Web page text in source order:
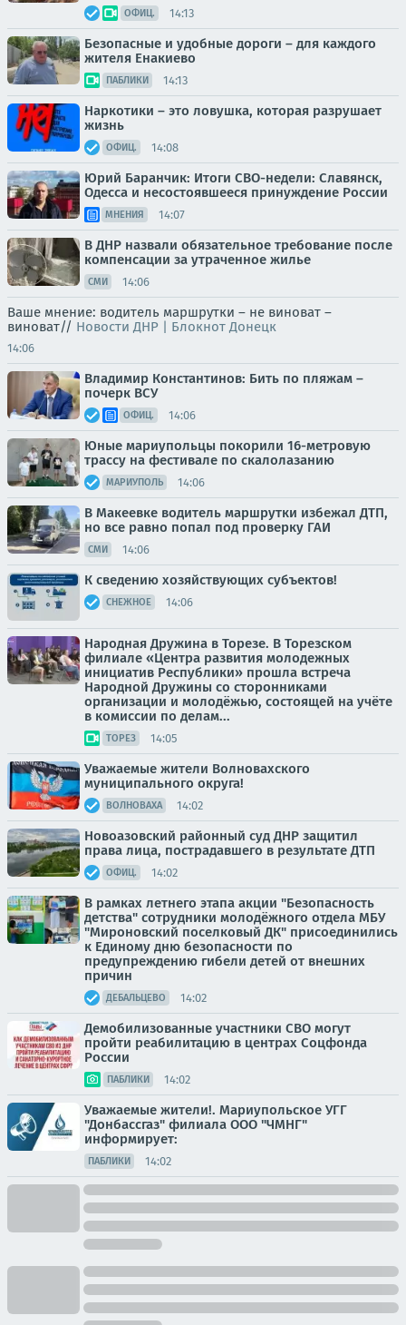
ОФИЦ. 14:13
Безопасные и удобные дороги – для каждого
жителя Енакиево
ПАБЛИКИ 14:13
Наркотики – это ловушка, которая разрушает
жизнь
ОФИЦ. 14:08
Юрий Баранчик: Итоги СВО-недели: Славянск,
Одесса и несостоявшееся принуждение России
МНЕНИЯ 14:07
В ДНР назвали обязательное требование после
компенсации за утраченное жилье
СМИ 14:06
Ваше мнение: водитель маршрутки – не виноват –
виноват// Новости ДНР | Блокнот Донецк
14:06
Владимир Константинов: Бить по пляжам –
почерк ВСУ
ОФИЦ. 14:06
Юные мариупольцы покорили 16-метровую
трассу на фестивале по скалолазанию
МАРИУПОЛЬ 14:06
В Макеевке водитель маршрутки избежал ДТП,
но все равно попал под проверку ГАИ
СМИ 14:06
К сведению хозяйствующих субъектов!
СНЕЖНОЕ 14:06
Народная Дружина в Торезе. В Торезском
филиале «Центра развития молодежных
инициатив Республики» прошла встреча
Народной Дружины со сторонниками
организации и молодёжью, состоящей на учёте
в комиссии по делам...
ТОРЕЗ 14:05
Уважаемые жители Волновахского
муниципального округа!
ВОЛНОВАХА 14:02
Новоазовский районный суд ДНР защитил
права лица, пострадавшего в результате ДТП
ОФИЦ. 14:02
В рамках летнего этапа акции "Безопасность
детства" сотрудники молодёжного отдела МБУ
"Мироновский поселковый ДК" присоединились
к Единому дню безопасности по
предупреждению гибели детей от внешних
причин
ДЕБАЛЬЦЕВО 14:02
Демобилизованные участники СВО могут
пройти реабилитацию в центрах Соцфонда
России
ПАБЛИКИ 14:02
Уважаемые жители!. Мариупольское УГГ
"Донбассгаз" филиала ООО "ЧМНГ"
информирует:
ПАБЛИКИ 14:02